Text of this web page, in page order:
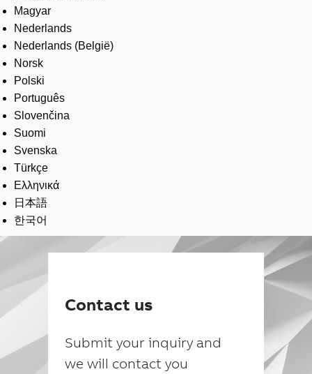
Magyar
Nederlands
Nederlands (België)
Norsk
Polski
Português
Slovenčina
Suomi
Svenska
Türkçe
Ελληνικά
日本語
한국어
Contact us
Submit your inquiry and
we will contact you